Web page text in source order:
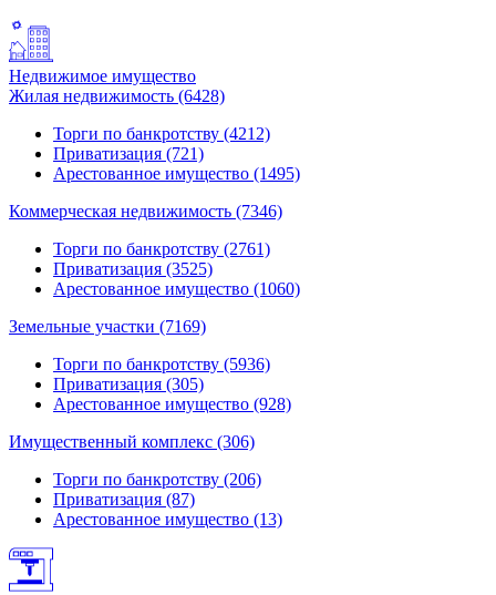
Недвижимое имущество
Жилая недвижимость (6428)
Торги по банкротству (4212)
Приватизация (721)
Арестованное имущество (1495)
Коммерческая недвижимость (7346)
Торги по банкротству (2761)
Приватизация (3525)
Арестованное имущество (1060)
Земельные участки (7169)
Торги по банкротству (5936)
Приватизация (305)
Арестованное имущество (928)
Имущественный комплекс (306)
Торги по банкротству (206)
Приватизация (87)
Арестованное имущество (13)